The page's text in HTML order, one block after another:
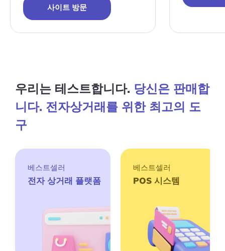
사이트 방문
우리는 테스트합니다. 당신은 판매합
니다. 전자상거래를 위한 최고의 도
구
베스트셀러
전자 상거래 플랫폼
베스트셀러
POS 시스템